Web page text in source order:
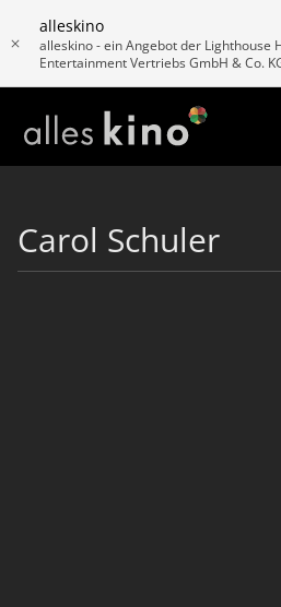
alleskino
alleskino - ein Angebot der Lighthouse
Entertainment Vertriebs GmbH & Co.
Carol Schuler